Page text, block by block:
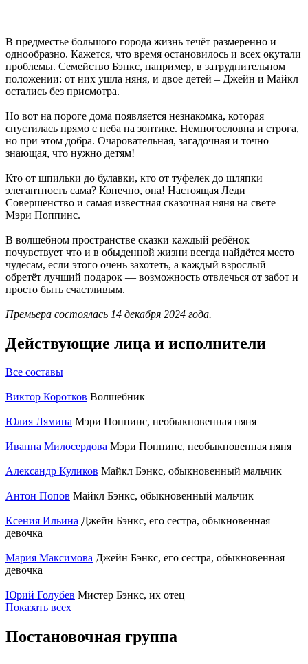
В предместье большого города жизнь течёт размеренно и
однообразно. Кажется, что время остановилось и всех окутали
проблемы. Семейство Бэнкс, например, в затруднительном
положении: от них ушла няня, и двое детей – Джейн и Майкл
остались без присмотра.
Но вот на пороге дома появляется незнакомка, которая
спустилась прямо с неба на зонтике. Немногословна и строга,
но при этом добра. Очаровательная, загадочная и точно
знающая, что нужно детям!
Кто от шпильки до булавки, кто от туфелек до шляпки
элегантность сама? Конечно, она! Настоящая Леди
Совершенство и самая известная сказочная няня на свете –
Мэри Поппинс.
В волшебном пространстве сказки каждый ребёнок
почувствует что и в обыденной жизни всегда найдётся место
чудесам, если этого очень захотеть, а каждый взрослый
обретёт лучший подарок — возможность отвлечься от забот и
просто быть счастливым.
Премьера состоялась 14 декабря 2024 года.
Действующие лица и исполнители
Все составы
Виктор Коротков Волшебник
Юлия Лямина Мэри Поппинс, необыкновенная няня
Иванна Милосердова Мэри Поппинс, необыкновенная няня
Александр Куликов Майкл Бэнкс, обыкновенный мальчик
Антон Попов Майкл Бэнкс, обыкновенный мальчик
Ксения Ильина Джейн Бэнкс, его сестра, обыкновенная
девочка
Мария Максимова Джейн Бэнкс, его сестра, обыкновенная
девочка
Юрий Голубев Мистер Бэнкс, их отец
Показать всех
Постановочная группа